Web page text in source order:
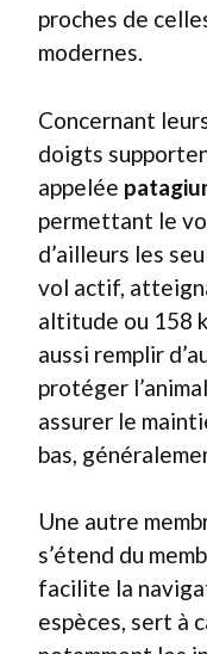
proches de
modernes.
Concernant
doigts
appelée
permettant le
d’ailleurs les
vol actif,
altitude ou 158
aussi remplir
protéger
assurer le
bas,
Une autre
s’étend du
facilite la
espèces, sert à